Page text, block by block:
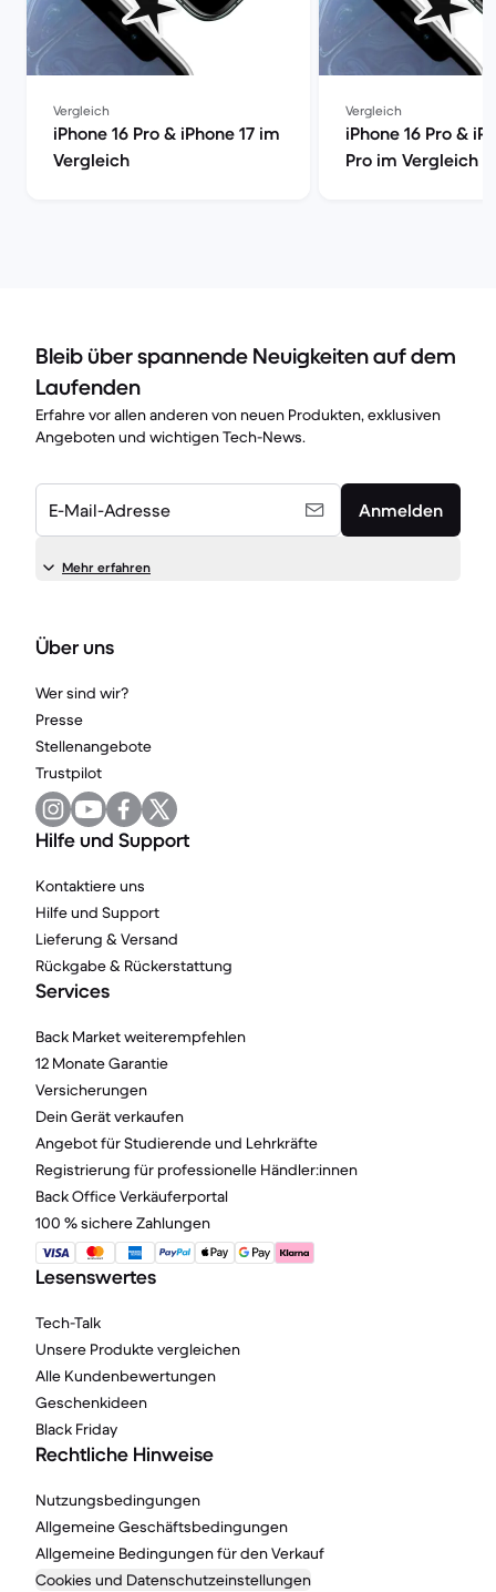
Vergleich
iPhone 16 Pro & iPhone 17 im
Vergleich
Vergleich
iPhone 16 Pro &
Pro im Vergleich
Bleib über spannende Neuigkeiten auf dem
Laufenden
Erfahre vor allen anderen von neuen Produkten, exklusiven
Angeboten und wichtigen Tech-News.
E-Mail-Adresse Anmelden
Mehr erfahren
Über uns
Wer sind wir?
Presse
Stellenangebote
Trustpilot
Hilfe und Support
Kontaktiere uns
Hilfe und Support
Lieferung & Versand
Rückgabe & Rückerstattung
Services
Back Market weiterempfehlen
12 Monate Garantie
Versicherungen
Dein Gerät verkaufen
Angebot für Studierende und Lehrkräfte
Registrierung für professionelle Händler:innen
Back Office Verkäuferportal
100 % sichere Zahlungen
Lesenswertes
Tech-Talk
Unsere Produkte vergleichen
Alle Kundenbewertungen
Geschenkideen
Black Friday
Rechtliche Hinweise
Nutzungsbedingungen
Allgemeine Geschäftsbedingungen
Allgemeine Bedingungen für den Verkauf
Cookies und Datenschutzeinstellungen